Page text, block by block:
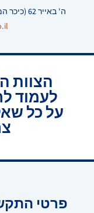
ה' באייר 62 (כיכר המדינה), תל אביב | טל'
הצוות
לעמוד
על כל
פרטי